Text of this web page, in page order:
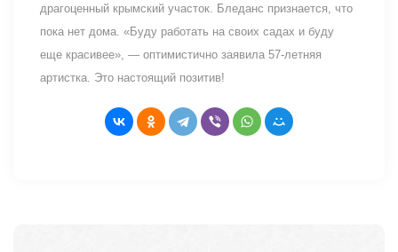
драгоценный крымский участок. Бледанс признается, что
пока нет дома. «Буду работать на своих садах и буду
еще красивее», — оптимистично заявила 57-летняя
артистка. Это настоящий позитив!